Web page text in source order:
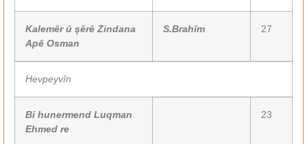
Kalemêr û şêrê Zindana
Apê Osman
S.Brahîm 27
Hevpeyvîn
Bi hunermend Luqman
Ehmed re
23